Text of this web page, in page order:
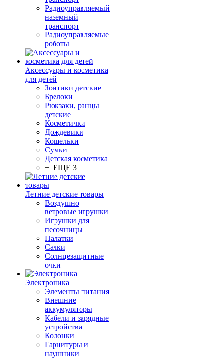
Радиоуправляемый
наземный
транспорт
Радиоуправляемые
роботы
Аксессуары и косметика
для детей
Зонтики детские
Брелоки
Рюкзаки, ранцы
детские
Косметички
Дождевики
Кошельки
Сумки
Детская косметика
+ ЕЩЕ 3
Летние детские товары
Воздушно
ветровые игрушки
Игрушки для
песочницы
Палатки
Сачки
Солнцезащитные
очки
Электроника
Элементы питания
Внешние
аккумуляторы
Кабели и зарядные
устройства
Колонки
Гарнитуры и
наушники